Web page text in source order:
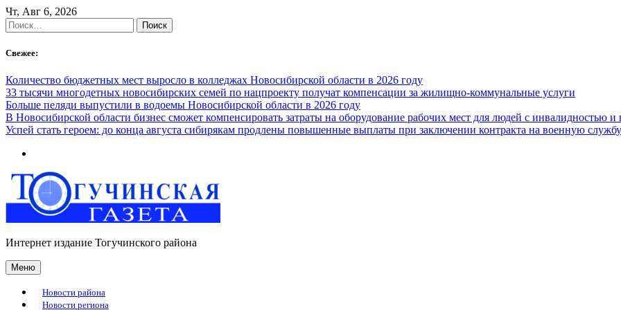
Skip
to
content
Чт, Авг 6, 2026
Найти:
Свежее:
Количество бюджетных мест выросло в колледжах Новосибирской области в 2026 году
33 тысячи многодетных новосибирских семей по нацпроекту получат компенсации за жилищно-коммунальные услуги
Больше пеляди выпустили в водоемы Новосибирской области в 2026 году
В Новосибирской области бизнес сможет компенсировать затраты на оборудование рабочих мест для людей с инвалидностью
Успей стать героем: до конца августа сибирякам продлены повышенные выплаты при заключении контракта на военную службу
Интернет издание Тогучинского района
Меню
Новости района
Новости региона